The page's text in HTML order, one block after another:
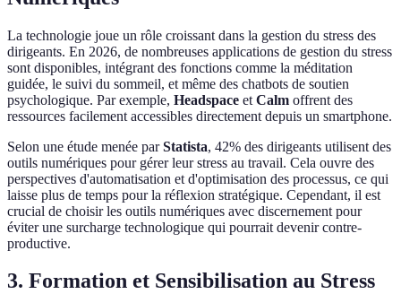
La technologie joue un rôle croissant dans la gestion du stress des
dirigeants. En 2026, de nombreuses applications de gestion du stress
sont disponibles, intégrant des fonctions comme la méditation
guidée, le suivi du sommeil, et même des chatbots de soutien
psychologique. Par exemple, Headspace et Calm offrent des
ressources facilement accessibles directement depuis un smartphone.
Selon une étude menée parStatista, 42% des dirigeants utilisent des
outils numériques pour gérer leur stress au travail. Cela ouvre des
perspectives d'automatisation et d'optimisation des processus, ce qui
laisse plus de temps pour la réflexion stratégique. Cependant, il est
crucial de choisir les outils numériques avec discernement pour
éviter une surcharge technologique qui pourrait devenir contre-
productive.
3. Formation et Sensibilisation au Stress